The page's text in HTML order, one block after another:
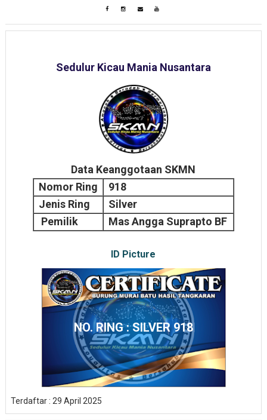
Sedulur Kicau Mania Nusantara
Data Keanggotaan SKMN
Nomor Ring
918
Jenis Ring
Silver
Pemilik
Mas Angga Suprapto BF
ID Picture
NO. RING : SILVER 918
Terdaftar : 29 April 2025